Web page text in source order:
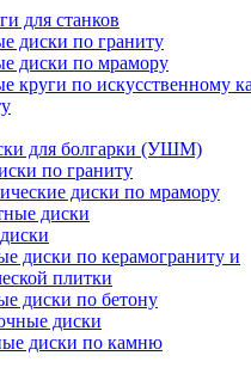
для станков
диски по граниту
диски по мрамору
круги по искусственному
для болгарки (УШМ)
по граниту
диски по мрамору
диски
диски по керамограниту и
плитки
диски по бетону
диски
диски по камню